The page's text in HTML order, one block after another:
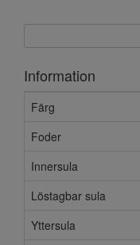
Information
Färg
Foder
Innersula
Löstagbar sula
Yttersula